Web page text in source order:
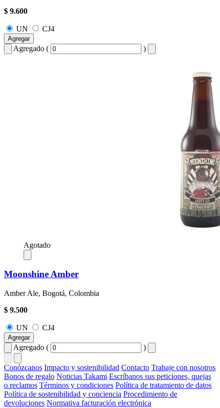
$ 9.600
UN CJ4
Agregar
Agregado ( )
Agotado
Moonshine Amber
Amber Ale, Bogotá, Colombia
$ 9.500
UN CJ4
Agregar
Agregado ( )
Conózcanos Impacto y sostenibilidad Contacto Trabaje con nosotros
Bonos de regalo Noticias Takami Escríbanos sus peticiones, quejas
o reclamos Términos y condiciones Política de tratamiento de datos
Política de sostenibilidad y conciencia Procedimiento de
devoluciones Normativa facturación electrónica